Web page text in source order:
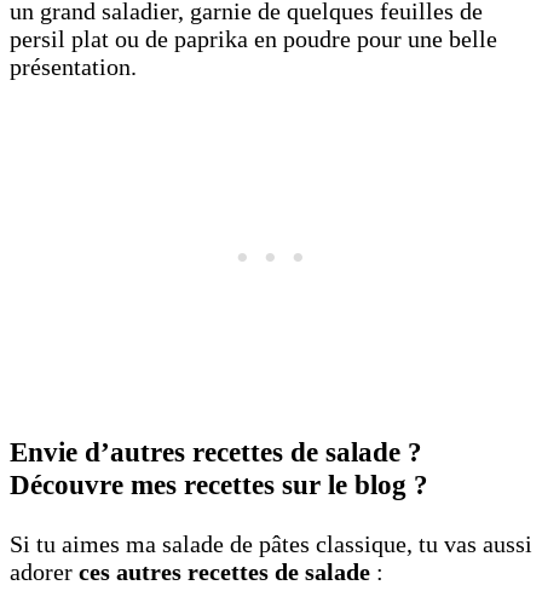
un grand saladier, garnie de quelques feuilles de
persil plat ou de paprika en poudre pour une belle
présentation.
Envie d’autres recettes de salade ?
Découvre mes recettes sur le blog ?
Si tu aimes ma salade de pâtes classique, tu vas aussi
adorer ces autres recettes de salade :